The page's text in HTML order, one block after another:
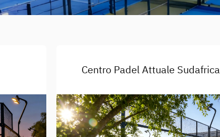
Centro Padel Attuale Sudafrica